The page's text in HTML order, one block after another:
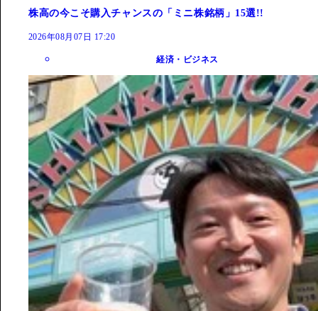
株高の今こそ購入チャンスの「ミニ株銘柄」15選!!
2026年08月07日 17:20
経済・ビジネス